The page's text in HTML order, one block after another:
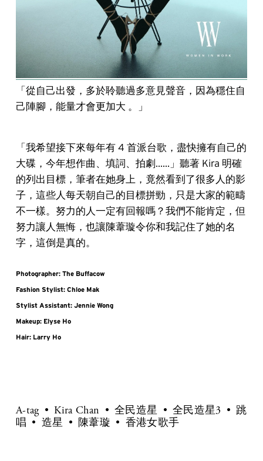
「從自己出發，多於聆聽過多意見聲音，因為穩住自
己陣腳，能量才會更加大 。」
「我希望接下來每年有 4 首派台歌，盡快擁有自己的
大碟，今年想作曲、填詞、拍劇......」聽著 Kira 明確
的列出目標，筆者在她身上，竟然看到了很多人的影
子，這些人每天朝自己的目標拼勁，只是大家的範疇
不一樣。努力的人一定有回報嗎？我們不能肯定，但
努力讓人無悔，也讓陳葦璇令你和我記住了她的名
字，這倒是真的。
Photographer: The Buffacow
Fashion Stylist: Chloe Mak
Stylist Assistant: Jennie Wong
Makeup: Elyse Ho
Hair: Larry Ho
A-tag Kira Chan 全民造星 全民造星3
跳
唱
造星 陳葦璇 香港女歌手